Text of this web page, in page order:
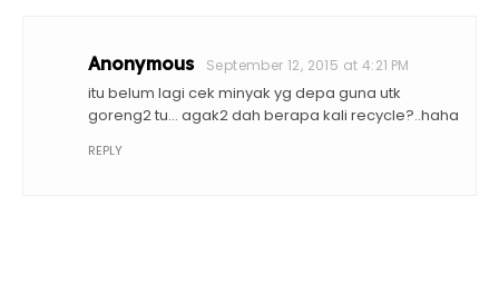
Anonymous September 12, 2015 at 4:21 PM
itu belum lagi cek minyak yg depa guna utk
goreng2 tu... agak2 dah berapa kali recycle?..haha
REPLY